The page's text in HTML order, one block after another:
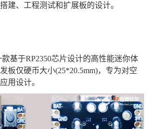
建、工程测试和扩展板的设计。
款基于RP2350芯片设计的高性能迷你体
板仅硬币大小(25*20.5mm)，专为对空
用设计。